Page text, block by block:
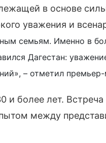
в основе
уважения и
семьям. Именно в
Дагестан:
– отметил
более лет. Встреча
между